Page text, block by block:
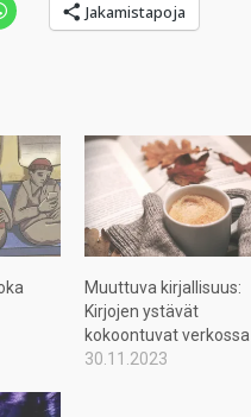
Jakamistapoja
Muuttuva kirjallisuus:
Kirjojen ystävät
kokoontuvat verkossa
30.11.2023